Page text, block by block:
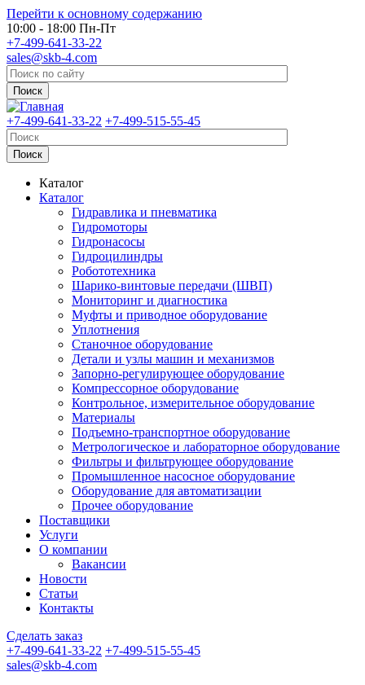
Перейти к основному содержанию
10:00 - 18:00 Пн-Пт
+7-499-641-33-22
sales@skb-4.com
+7-499-641-33-22 +7-499-515-55-45
Каталог
Каталог
Гидравлика и пневматика
Гидромоторы
Гидронасосы
Гидроцилиндры
Робототехника
Шарико-винтовые передачи (ШВП)
Мониторинг и диагностика
Муфты и приводное оборудование
Уплотнения
Станочное оборудование
Детали и узлы машин и механизмов
Запорно-регулирующее оборудование
Компрессорное оборудование
Контрольное, измерительное оборудование
Материалы
Подъемно-транспортное оборудование
Метрологическое и лабораторное оборудование
Фильтры и фильтрующее оборудование
Промышленное насосное оборудование
Оборудование для автоматизации
Прочее оборудование
Поставщики
Услуги
О компании
Вакансии
Новости
Статьи
Контакты
Сделать заказ
+7-499-641-33-22 +7-499-515-55-45
sales@skb-4.com